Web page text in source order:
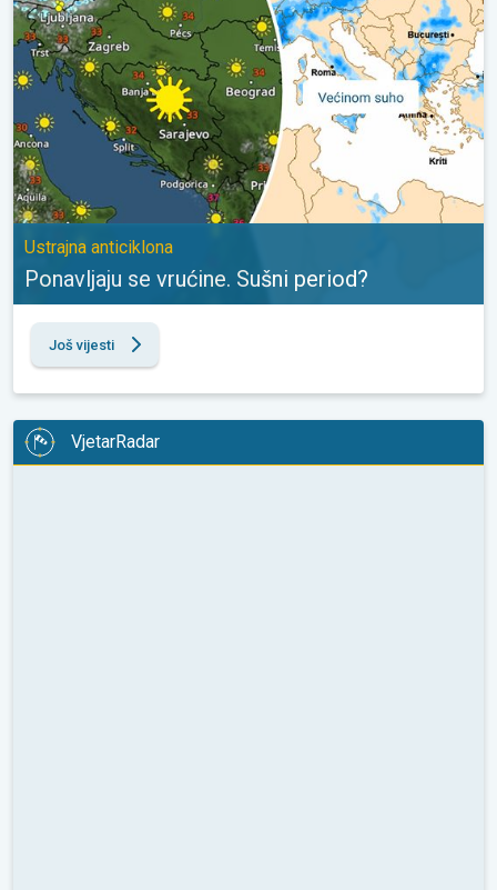
Ustrajna anticiklona
Ponavljaju se vrućine. Sušni period?
Još vijesti
VjetarRadar